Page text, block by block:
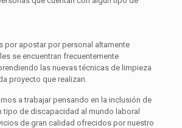
por apostar por personal altamente
se encuentran frecuentemente
las nuevas técnicas de limpieza
proyecto que realizan.
a trabajar pensando en la inclusión de
tipo de discapacidad al mundo laboral
de gran calidad ofrecidos por nuestro